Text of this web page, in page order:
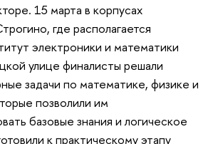
15 марта в корпусах
где располагается
электроники и математики
улице финалисты решали
задачи по математике, физике и
позволили им
базовые знания и логическое
к практическому этапу